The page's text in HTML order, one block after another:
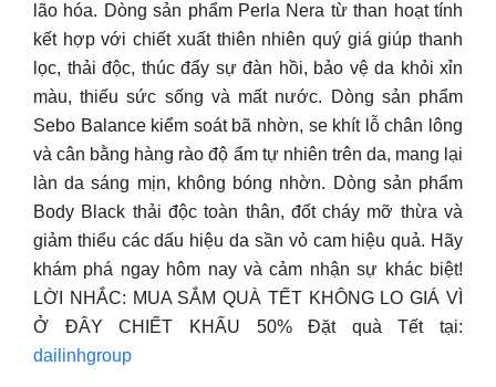
lão hóa. Dòng sản phẩm Perla Nera từ than hoạt tính
kết hợp với chiết xuất thiên nhiên quý giá giúp thanh
lọc, thải độc, thúc đẩy sự đàn hồi, bảo vệ da khỏi xỉn
màu, thiếu sức sống và mất nước. Dòng sản phẩm
Sebo Balance kiểm soát bã nhờn, se khít lỗ chân lông
và cân bằng hàng rào độ ẩm tự nhiên trên da, mang lại
làn da sáng mịn, không bóng nhờn. Dòng sản phẩm
Body Black thải độc toàn thân, đốt cháy mỡ thừa và
giảm thiểu các dấu hiệu da sần vỏ cam hiệu quả. Hãy
khám phá ngay hôm nay và cảm nhận sự khác biệt!
LỜI NHẮC: MUA SẮM QUÀ TẾT KHÔNG LO GIÁ VÌ
Ở ĐÂY CHIẾT KHẤU 50% Đặt quà Tết tại:
dailinhgroup